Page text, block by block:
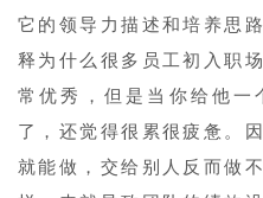
它的领导力描述和培养思
释为什么很多员工初入职
常优秀，但是当你给他一
了，还觉得很累很疲惫。
就能做，交给别人反而做